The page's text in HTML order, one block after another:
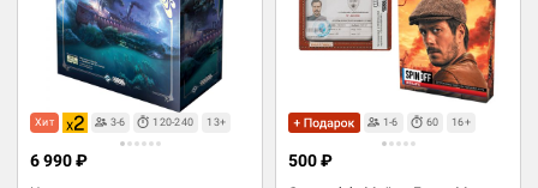
Хит 3-6 120-240 13+
6 990 ₽
1-6 60 16+
500 ₽